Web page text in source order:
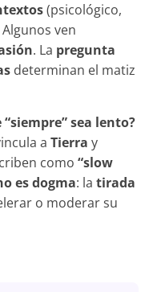
(psicológico,
Algunos ven
. La pregunta
determinan el matiz
sea lento?
aTierra y
como“slow
es dogma: latirada
o moderar su